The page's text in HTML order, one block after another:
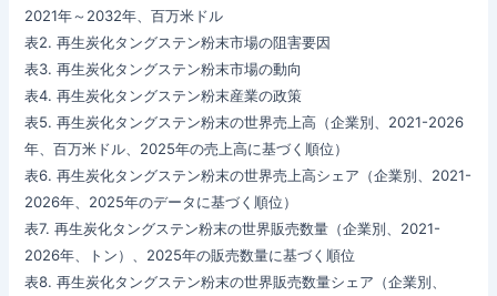
2021年～2032年、百万米ドル
表2. 再生炭化タングステン粉末市場の阻害要因
表3. 再生炭化タングステン粉末市場の動向
表4. 再生炭化タングステン粉末産業の政策
表5. 再生炭化タングステン粉末の世界売上高（企業別、2021-2026
年、百万米ドル、2025年の売上高に基づく順位）
表6. 再生炭化タングステン粉末の世界売上高シェア（企業別、2021-
2026年、2025年のデータに基づく順位）
表7. 再生炭化タングステン粉末の世界販売数量（企業別、2021-
2026年、トン）、2025年の販売数量に基づく順位
表8. 再生炭化タングステン粉末の世界販売数量シェア（企業別、